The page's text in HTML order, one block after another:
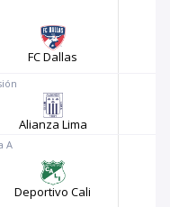
FC Dallas
Alianza Lima
A
Deportivo Cali